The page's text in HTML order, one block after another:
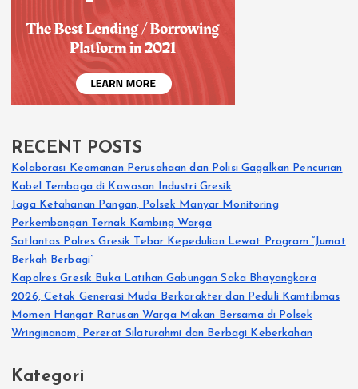
RECENT POSTS
Kolaborasi Keamanan Perusahaan dan Polisi Gagalkan Pencurian
Kabel Tembaga di Kawasan Industri Gresik
Jaga Ketahanan Pangan, Polsek Manyar Monitoring
Perkembangan Ternak Kambing Warga
Satlantas Polres Gresik Tebar Kepedulian Lewat Program “Jumat
Berkah Berbagi”
Kapolres Gresik Buka Latihan Gabungan Saka Bhayangkara
2026, Cetak Generasi Muda Berkarakter dan Peduli Kamtibmas
Momen Hangat Ratusan Warga Makan Bersama di Polsek
Wringinanom, Pererat Silaturahmi dan Berbagi Keberkahan
Kategori